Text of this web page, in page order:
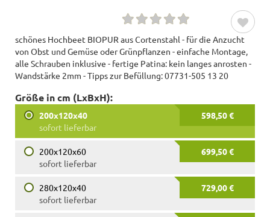
schönes Hochbeet BIOPUR aus Cortenstahl - für die Anzucht
von Obst und Gemüse oder Grünpflanzen - einfache Montage,
alle Schrauben inklusive - fertige Patina: kein langes anrosten -
Wandstärke 2mm - Tipps zur Befüllung: 07731-505 13 20
Größe in cm (LxBxH):
200x120x40
598,50 €
sofort lieferbar
200x120x60
699,50 €
sofort lieferbar
280x120x40
729,00 €
sofort lieferbar